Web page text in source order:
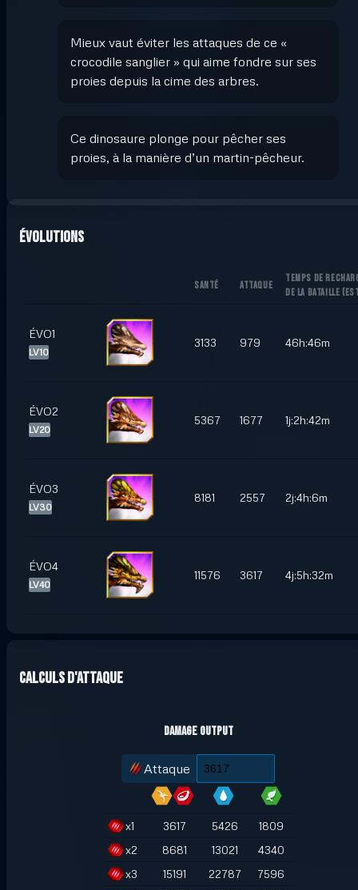
Mieux vaut éviter les attaques de ce «
crocodile sanglier » qui aime fondre sur ses
proies depuis la cime des arbres.
Ce dinosaure plonge pour pêcher ses
proies, à la manière d’un martin-pêcheur.
Évolutions
SANTÉ ATTAQUE
TEMPS DE
DE LA BATAILLE (
ÉVO1
LV10
3133 979 46h:46m
ÉVO2
LV20
5367 1677 1j:2h:42m
ÉVO3
LV30
8181 2557 2j:4h:6m
ÉVO4
LV40
11576 3617 4j:5h:32m
Calculs d'attaque
Damage Output
Attaque
x1 3617 5426
1809
x2 8681 13021
4340
x3 15191 22787
7596